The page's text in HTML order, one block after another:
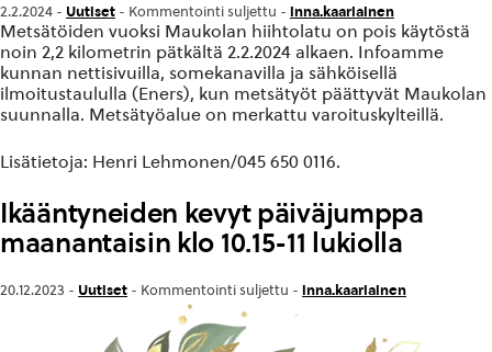
2.2.2024 - Uutiset - Kommentointi suljettu - inna.kaariainen
Metsätöiden vuoksi Maukolan hiihtolatu on pois käytöstä
noin 2,2 kilometrin pätkältä 2.2.2024 alkaen. Infoamme
kunnan nettisivuilla, somekanavilla ja sähköisellä
ilmoitustaululla (Eners), kun metsätyöt päättyvät Maukolan
suunnalla. Metsätyöalue on merkattu varoituskylteillä.
Lisätietoja: Henri Lehmonen/045 650 0116.
Ikääntyneiden kevyt päiväjumppa
maanantaisin klo 10.15-11 lukiolla
20.12.2023 - Uutiset - Kommentointi suljettu - inna.kaariainen